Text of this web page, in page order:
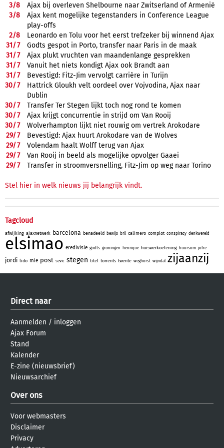
3/8
Ajax bij overleven Shelbourne naar Zwitserland of Armenië
3/8
Ajax kent mogelijke tegenstanders in Conference League
play-offs
2/8
Leonardo en Tolu voor het eerst trefzeker bij winnend Ajax
31/7
Godts gespot in Porto, transfer naar Paris in de maak
31/7
Ajax plukt vruchten van maandenlange gesprekken
31/7
Vanuit het niets kondigt Ajax ook Brandt aan
31/7
Bevestigd: Fitz-Jim vervolgt carrière in Turijn
30/7
Hattrick Gloukh velt oordeel over Vojvodina, Ajax naar
Dublin
30/7
Transfer Ter Stegen lijkt toch nog rond te komen
30/7
Ajax krijgt concurrentie in strijd om Van Rooij
30/7
Wolverhampton lijkt niet rouwig om vertrek Arokodare
29/7
Bevestigd: Ajax huurt Arokodare van de Wolves
29/7
Volendam haalt Wolff terug van Ajax
29/7
Van Rooij in beeld als mogelijke opvolger Gaaei
29/7 Transfer in stroomversnelling, Fitz-Jim op weg naar Torino
Stel hier in welk nieuws jij belangrijk vindt.
Tagcloud
afwijking ajaxnetwerk barcelona benadeeld bewijs bril calimero complot conspiracy denkwereld
elsimao eredivisie godts groningen henrique huiswerkoefening huursom jofre
jordi lido mie post sevic stegen titel torrents twente weghorst wijndal zijaanzij
Direct naar
Aanmelden / inloggen
Ajax Forum
Stand
Kalender
E-zine (nieuwsbrief)
Nieuwsarchief
Over ons
Voor webmasters
Disclaimer
Privacy